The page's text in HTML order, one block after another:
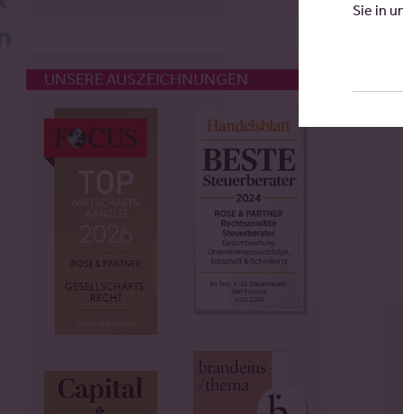
UNSERE AUSZEICHNUNGEN
Sie in